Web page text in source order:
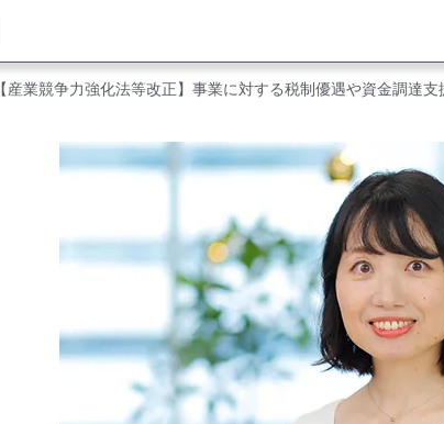
【産業競争力強化法等改正】事業に対する税制優遇や資金調達支